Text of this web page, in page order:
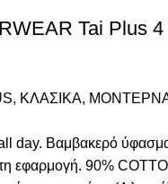
Tai Plus 4
, ΚΛΑΣΙΚΑ,
day. Βαμβακερό ύφασμα
εφαρμογή. 90%